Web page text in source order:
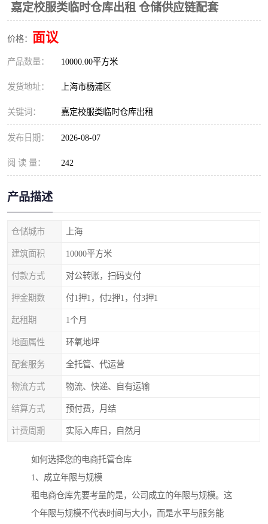
嘉定校服类临时仓库出租 仓储供应链配套
价格： 面议
产品数量： 10000.00平方米
发货地址： 上海市杨浦区
关键词： 嘉定校服类临时仓库出租
发布日期： 2026-08-07
阅 读 量： 242
产品描述
仓储城市 上海
建筑面积 10000平方米
付款方式 对公转账，扫码支付
押金期数 付1押1，付2押1，付3押1
起租期 1个月
地面属性 环氧地坪
配套服务 全托管、代运营
物流方式 物流、快递、自有运输
结算方式 预付费，月结
计费周期 实际入库日，自然月
如何选择您的电商托管仓库
1、成立年限与规模
租电商仓库先要考量的是，公司成立的年限与规模。这
个年限与规模不代表时间与大小，而是水平与服务能